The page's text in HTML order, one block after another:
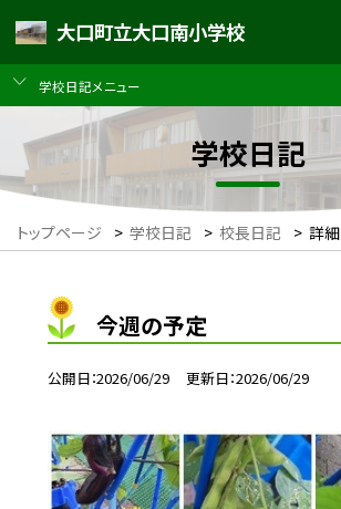
大口町立大口南小学校
学校日記メニュー
学校日記
トップページ > 学校日記 > 校長日記 > 詳細
今週の予定
公開日 2026/06/29 更新日 2026/06/29